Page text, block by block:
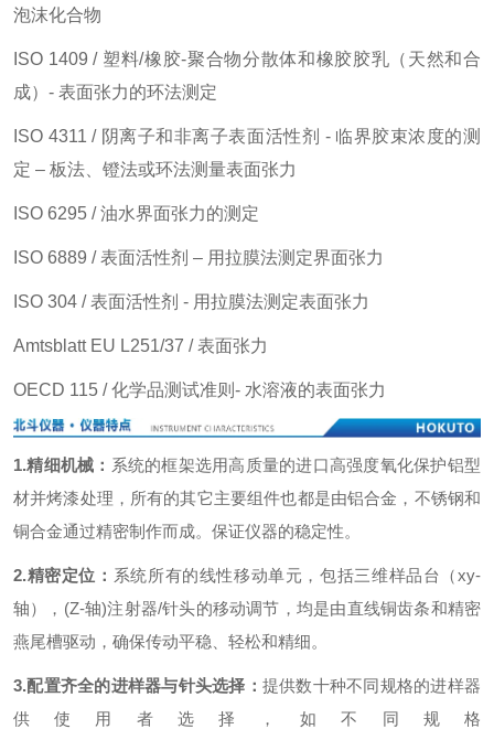
泡沫化合物
ISO 1409 / 塑料/橡胶-聚合物分散体和橡胶胶乳（天然和合
成）- 表面张力的环法测定
ISO 4311 / 阴离子和非离子表面活性剂 - 临界胶束浓度的测
定 – 板法、镫法或环法测量表面张力
ISO 6295 / 油水界面张力的测定
ISO 6889 / 表面活性剂 – 用拉膜法测定界面张力
ISO 304 / 表面活性剂 - 用拉膜法测定表面张力
Amtsblatt EU L251/37 / 表面张力
OECD 115 / 化学品测试准则- 水溶液的表面张力
1.精细机械： 系统的框架选用高质量的进口高强度氧化保护铝型
材并烤漆处理，所有的其它主要组件也都是由铝合金，不锈钢和
铜合金通过精密制作而成。保证仪器的稳定性。
2.精密定位： 系统所有的线性移动单元，包括三维样品台（xy-
轴）， (Z-轴)注射器/针头的移动调节，均是由直线铜齿条和精密
燕尾槽驱动，确保传动平稳、轻松和精细。
3.配置齐全的进样器与针头选择： 提供数十种不同规格的进样器
供使用者选择，如不同规格